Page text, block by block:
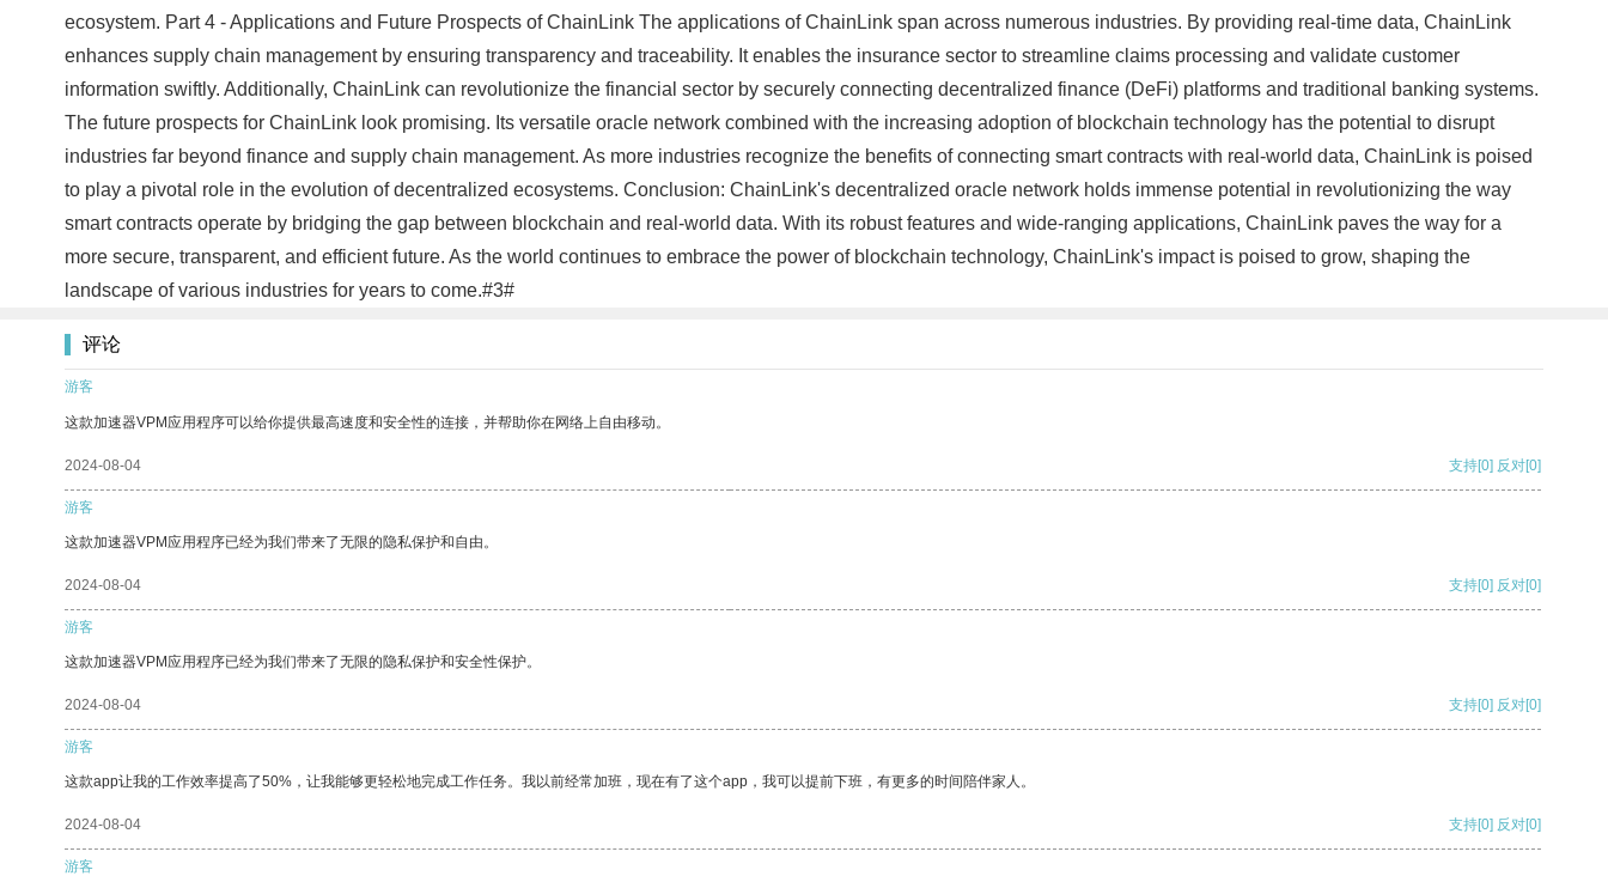
ecosystem. Part 4 - Applications and Future Prospects of ChainLink The applications of ChainLink span across numerous industries. By providing real-time data, ChainLink
enhances supply chain management by ensuring transparency and traceability. It enables the insurance sector to streamline claims processing and validate customer
information swiftly. Additionally, ChainLink can revolutionize the financial sector by securely connecting decentralized finance (DeFi) platforms and traditional banking systems.
The future prospects for ChainLink look promising. Its versatile oracle network combined with the increasing adoption of blockchain technology has the potential to disrupt
industries far beyond finance and supply chain management. As more industries recognize the benefits of connecting smart contracts with real-world data, ChainLink is poised
to play a pivotal role in the evolution of decentralized ecosystems. Conclusion: ChainLink's decentralized oracle network holds immense potential in revolutionizing the way
smart contracts operate by bridging the gap between blockchain and real-world data. With its robust features and wide-ranging applications, ChainLink paves the way for a
more secure, transparent, and efficient future. As the world continues to embrace the power of blockchain technology, ChainLink's impact is poised to grow, shaping the
landscape of various industries for years to come.#3#
评论
游客
这款加速器VPM应用程序可以给你提供最高速度和安全性的连接，并帮助你在网络上自由移动。
2024-08-04 支持[0] 反对[0]
游客
这款加速器VPM应用程序已经为我们带来了无限的隐私保护和自由。
2024-08-04 支持[0] 反对[0]
游客
这款加速器VPM应用程序已经为我们带来了无限的隐私保护和安全性保护。
2024-08-04 支持[0] 反对[0]
游客
这款app让我的工作效率提高了50%，让我能够更轻松地完成工作任务。我以前经常加班，现在有了这个app，我可以提前下班，有更多的时间陪伴家人。
2024-08-04 支持[0] 反对[0]
游客